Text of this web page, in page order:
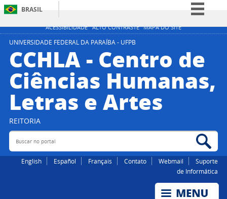
ACESSIBILIDADE ALTO CONTRASTE MAPA DO SITE
BRASIL
Simplifique!
Participe
Legislação
Canais
UNIVERSIDADE FEDERAL DA PARAÍBA - UFPB
CCHLA - Centro de
Ciências Humanas,
Letras e Artes
REITORIA
Buscar no portal
English Español Français Contato Webmail
Suporte
de Informática